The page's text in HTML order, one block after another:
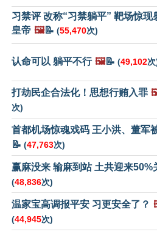
习禁评 改称“习禁躺平” 靶场惊现
皇帝 🖼️📝 (55,470次)
认命可以 躺平不行 🖼️📝 (49,102次
打劫民企合法化！思想行贿入罪
次)
首都机场惊魂戏码 王小洪、董军
📝 (47,763次)
赢麻没来 输麻到站 土共迎来50%
(48,836次)
温家宝高调报平安 习更安全了？
(44,945次)